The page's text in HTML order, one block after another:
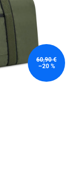
60,90 €
–20 %